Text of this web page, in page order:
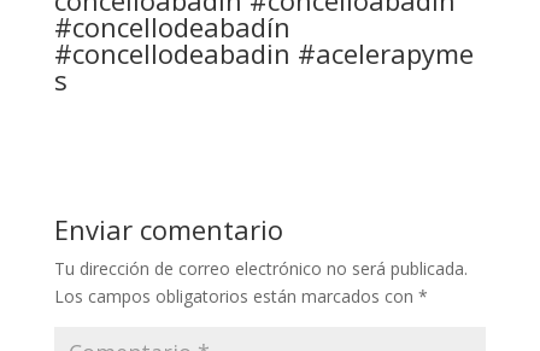
#concellodeabadín
#concellodeabadin #acelerapyme
s
Enviar comentario
Tu dirección de correo electrónico no será publicada.
Los campos obligatorios están marcados con *